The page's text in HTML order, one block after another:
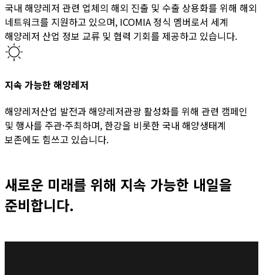
국내 해양레저 관련 업체의 해외 진출 및 수출 상용화를 위해 해외
네트워크를 지원하고 있으며, ICOMIA 정식 멤버로서 세계
해양레저 산업 정보 교류 및 협력 기회를 제공하고 있습니다.
지속 가능한 해양레저
해양레저산업 발전과 해양레저관광 활성화를 위해 관련 캠페인
및 행사를 주관·주최하며, 한강을 비롯한 국내 해양생태계
보존에도 힘쓰고 있습니다.
새로운 미래를 위해 지속 가능한 내일을
준비합니다.